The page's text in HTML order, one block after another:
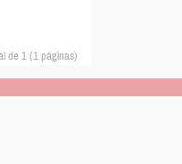
de 1 (1 páginas)